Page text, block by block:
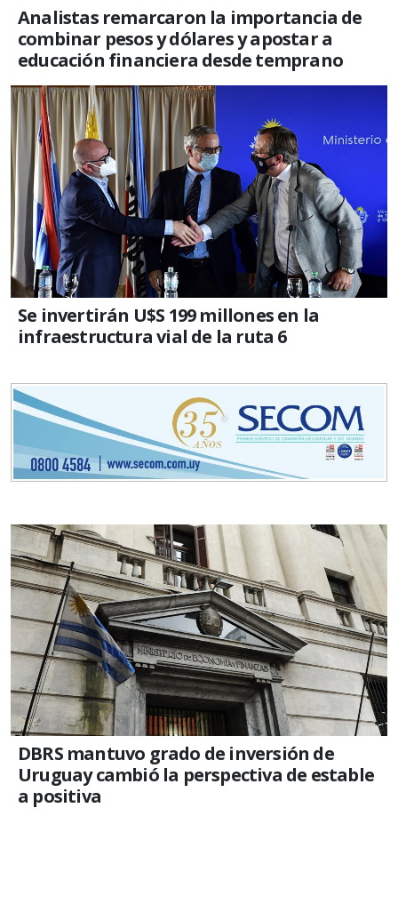
Analistas remarcaron la importancia de
combinar pesos y dólares y apostar a
educación financiera desde temprano
Se invertirán U$S 199 millones en la
infraestructura vial de la ruta 6
DBRS mantuvo grado de inversión de
Uruguay cambió la perspectiva de estable
a positiva